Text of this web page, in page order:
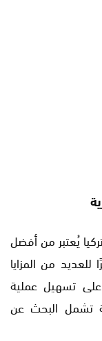
يُعتبر من أفضل
من المزايا
تسهيل عملية
تشمل البحث عن